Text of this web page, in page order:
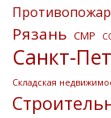
Рязань СМР
Санкт-
Складская